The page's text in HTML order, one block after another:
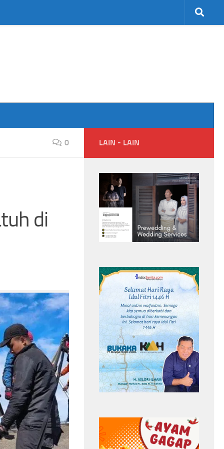
0
di
dan
Sandy Walsh
5 Tren Kebaya 2026 yang Bikin
Penampilan Makin Anggun,Nomor 3 Jadi
Headline
Ilhan Fandi
Penyerang Singapura
Timnas Singapura
LAIN - LAIN